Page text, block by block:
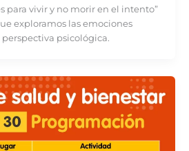
para vivir y no morir en el intento”
exploramos las emociones
psicológica.